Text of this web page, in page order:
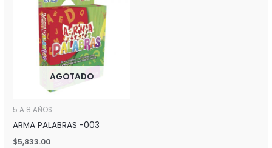
AGOTADO
5 A 8 AÑOS
ARMA PALABRAS -003
$5,833.00